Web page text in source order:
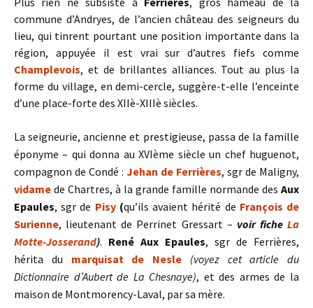
commune d’Andryes, de l’ancien château des seigneurs du
lieu, qui tinrent pourtant une position importante dans la
région, appuyée il est vrai sur d’autres fiefs comme
Champlevois, et de brillantes alliances. Tout au plus la
forme du village, en demi-cercle, suggère-t-elle l’enceinte
d’une place-forte des XIIè-XIIIè siècles.
La seigneurie, ancienne et prestigieuse, passa de la famille
éponyme – qui donna au XVIème siècle un chef huguenot,
compagnon de Condé : Jehan de Ferrières, sgr de Maligny,
vidame de Chartres, à la grande famille normande des Aux
Epaules, sgr de Pisy(qu’ils avaient hérité de François de
Surienne, lieutenant de Perrinet Gressart – voir fiche La
Motte-Josserand). René Aux Epaules, sgr de Ferrières,
hérita du marquisat de Nesle
(voyez cet article du
Dictionnaire d’Aubert de La Chesnaye), et des armes de la
maison de Montmorency-Laval, par sa mère.